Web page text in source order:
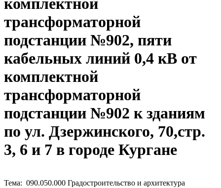
комплектной
трансформаторной
подстанции №902, пяти
кабельных линий 0,4 кВ от
комплектной
трансформаторной
подстанции №902 к зданиям
по ул. Дзержинского, 70,стр.
3, 6 и 7 в городе Кургане
Тема: 090.050.000 Градостроительство и архитектура